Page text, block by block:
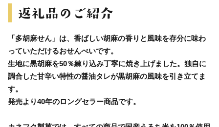
「多胡麻せん」は、香ばしい胡麻の香りと風味を存分に味わ
っていただけるおせんべいです。
生地に黒胡麻を50％練り込み丁寧に焼き上げました。独自に
調合した甘辛い特性の醤油タレが黒胡麻の風味を引き立てま
す。
発売より40年のロングセラー商品です。